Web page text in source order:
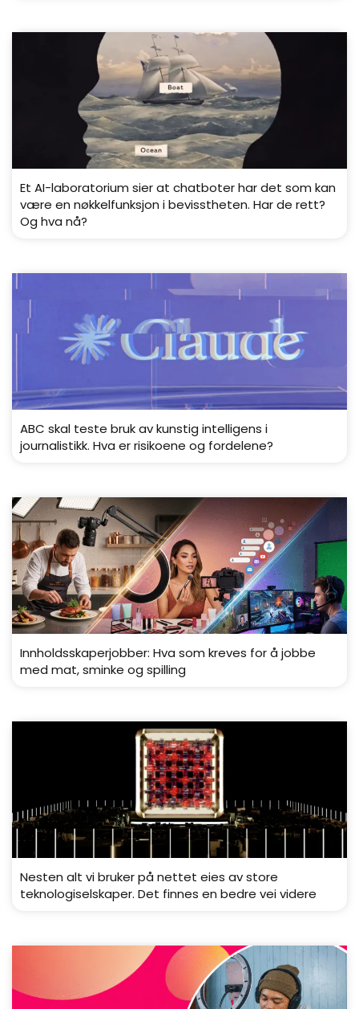
Et AI-laboratorium sier at chatboter har det som kan
være en nøkkelfunksjon i bevisstheten. Har de rett?
Og hva nå?
ABC skal teste bruk av kunstig intelligens i
journalistikk. Hva er risikoene og fordelene?
Innholdsskaperjobber: Hva som kreves for å jobbe
med mat, sminke og spilling
Nesten alt vi bruker på nettet eies av store
teknologiselskaper. Det finnes en bedre vei videre